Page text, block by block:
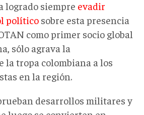
logrado siempre evadir
político sobre esta presencia
como primer socio global
sólo agrava la
la tropa colombiana a los
en la región.
desarrollos militares y